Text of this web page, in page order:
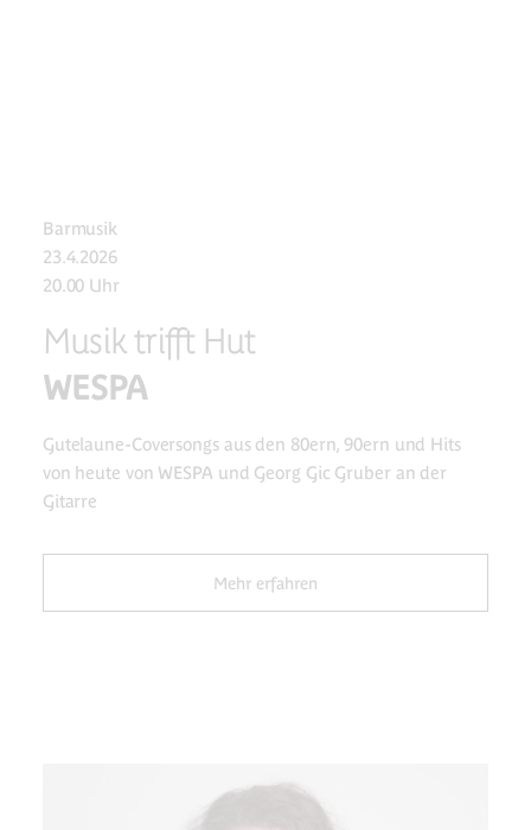
Barmusik
23.4.2026
20.00 Uhr
Musik trifft Hut
WESPA
Gutelaune-Coversongs aus den 80ern, 90ern und Hits
von heute von WESPA und Georg Gic Gruber an der
Gitarre
Mehr erfahren